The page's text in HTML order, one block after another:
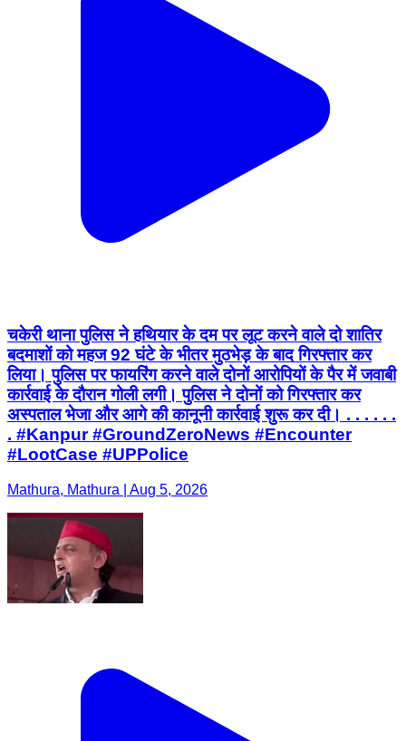
चकेरी थाना पुलिस ने हथियार के दम पर लूट करने वाले दो शातिर
बदमाशों को महज 92 घंटे के भीतर मुठभेड़ के बाद गिरफ्तार कर
लिया। पुलिस पर फायरिंग करने वाले दोनों आरोपियों के पैर में जवाबी
कार्रवाई के दौरान गोली लगी। पुलिस ने दोनों को गिरफ्तार कर
अस्पताल भेजा और आगे की कानूनी कार्रवाई शुरू कर दी। . . . . . .
. #Kanpur #GroundZeroNews #Encounter
#LootCase #UPPolice
Mathura, Mathura | Aug 5, 2026